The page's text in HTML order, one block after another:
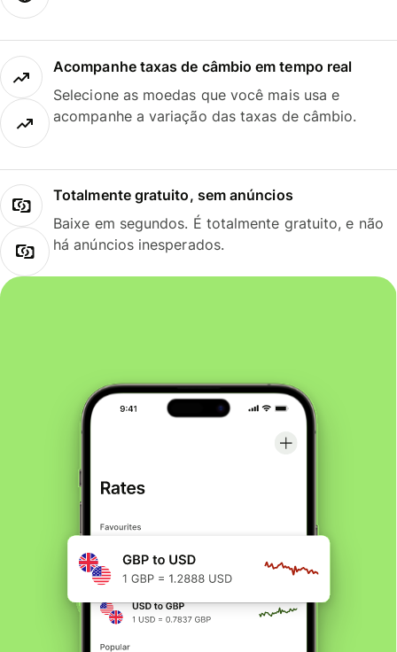
Acompanhe taxas de câmbio em tempo real
Selecione as moedas que você mais usa e
acompanhe a variação das taxas de câmbio.
Totalmente gratuito, sem anúncios
Baixe em segundos. É totalmente gratuito, e não
há anúncios inesperados.